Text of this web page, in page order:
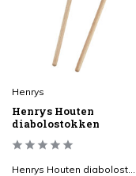
Henrys
Henrys Houten
diabolostokken
Henrys Houten diabolost...